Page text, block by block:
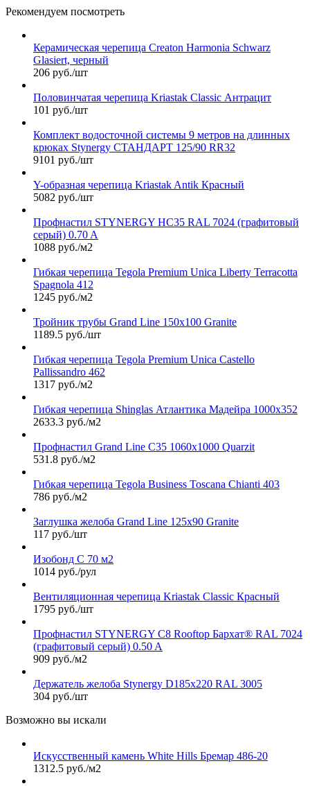
Рекомендуем посмотреть
Керамическая черепица Сreaton Harmonia Schwarz
Glasiert, черный
206 руб./шт
Половинчатая черепица Kriastak Classic Антрацит
101 руб./шт
Комплект водосточной системы 9 метров на длинных
крюках Stynergy СТАНДАРТ 125/90 RR32
9101 руб./шт
Y-образная черепица Kriastak Antik Красный
5082 руб./шт
Профнастил STYNERGY НС35 RAL 7024 (графитовый
серый) 0.70 A
1088 руб./м2
Гибкая черепица Tegola Premium Unica Liberty Terracotta
Spagnola 412
1245 руб./м2
Тройник трубы Grand Line 150х100 Granite
1189.5 руб./шт
Гибкая черепица Tegola Premium Unica Castello
Pallissandro 462
1317 руб./м2
Гибкая черепица Shinglas Атлантика Мадейра 1000х352
2633.3 руб./м2
Профнастил Grand Line С35 1060х1000 Quarzit
531.8 руб./м2
Гибкая черепица Tegola Business Toscana Chianti 403
786 руб./м2
Заглушка желоба Grand Line 125х90 Granite
117 руб./шт
Изобонд C 70 м2
1014 руб./рул
Вентиляционная черепица Kriastak Classic Красный
1795 руб./шт
Профнастил STYNERGY С8 Rooftop Бархат® RAL 7024
(графитовый серый) 0.50 A
909 руб./м2
Держатель желоба Stynergy D185х220 RAL 3005
304 руб./шт
Возможно вы искали
Искусственный камень White Hills Бремар 486-20
1312.5 руб./м2